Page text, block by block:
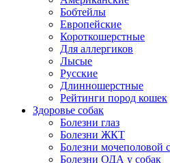
Бобтейлы
Европейские
Короткошерстные
Для аллергиков
Лысые
Русские
Длинношерстные
Рейтинги пород кошек
Здоровье собак
Болезни глаз
Болезни ЖКТ
Болезни мочеполовой
Болезни ОДА у собак